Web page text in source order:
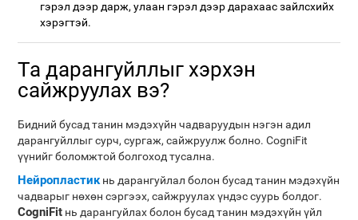
гэрэл дээр дарж, улаан гэрэл дээр дарахаас зайлсхийх
хэрэгтэй.
Та дарангуйллыг хэрхэн
сайжруулах вэ?
Бидний бусад танин мэдэхүйн чадваруудын нэгэн адил
дарангуйллыг сурч, сургаж, сайжруулж болно. CogniFit
үүнийг боломжтой болгоход тусална.
Нейропластик нь дарангуйлал болон бусад танин мэдэхүйн
чадварыг нөхөн сэргээх, сайжруулах үндэс суурь болдог.
CogniFit нь дарангуйлах болон бусад танин мэдэхүйн үйл